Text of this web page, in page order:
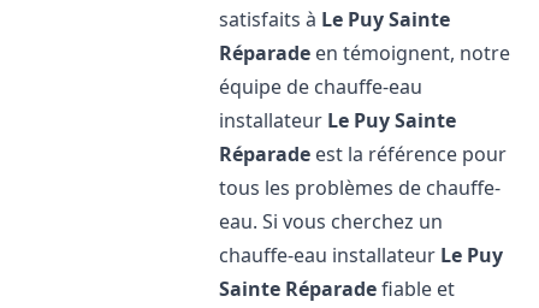
satisfaits à Le Puy Sainte
Réparade en témoignent, notre
équipe de chauffe-eau
installateur Le Puy Sainte
Réparade est la référence pour
tous les problèmes de chauffe-
eau. Si vous cherchez un
chauffe-eau installateur Le Puy
Sainte Réparadefiable et